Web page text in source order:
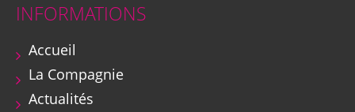
INFORMATIONS
Accueil
La Compagnie
Actualités